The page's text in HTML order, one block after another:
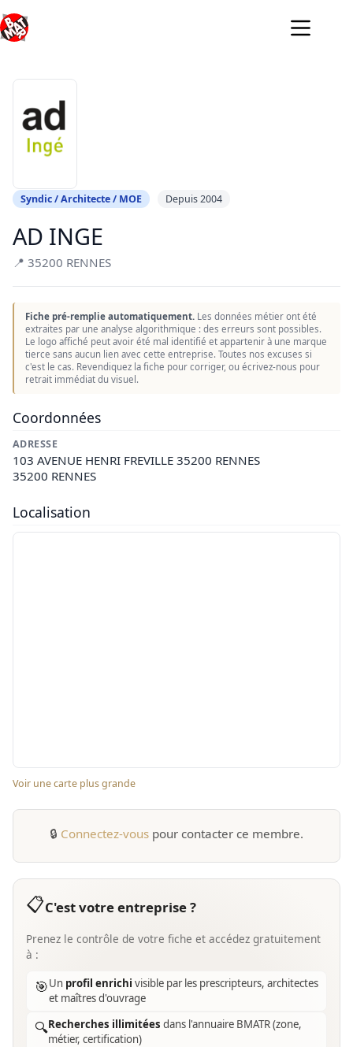
au
contenu
Syndic / Architecte / MOE Depuis 2004
AD INGE
📍 35200 RENNES
Fiche pré-remplie automatiquement. Les données métier ont été
extraites par une analyse algorithmique : des erreurs sont possibles.
Le logo affiché peut avoir été mal identifié et appartenir à une marque
tierce sans aucun lien avec cette entreprise. Toutes nos excuses si
c'est le cas. Revendiquez la fiche pour corriger, ou écrivez-nous pour
retrait immédiat du visuel.
Coordonnées
ADRESSE
103 AVENUE HENRI FREVILLE 35200 RENNES
35200 RENNES
Localisation
Voir une carte plus grande
🔒 Connectez-vous pour contacter ce membre.
📋C'est votre entreprise ?
Prenez le contrôle de votre fiche et accédez gratuitement
à :
🎯Un profil enrichi visible par les prescripteurs, architectes
et maîtres d'ouvrage
🔍Recherches illimitées dans l'annuaire BMATR (zone,
métier, certification)